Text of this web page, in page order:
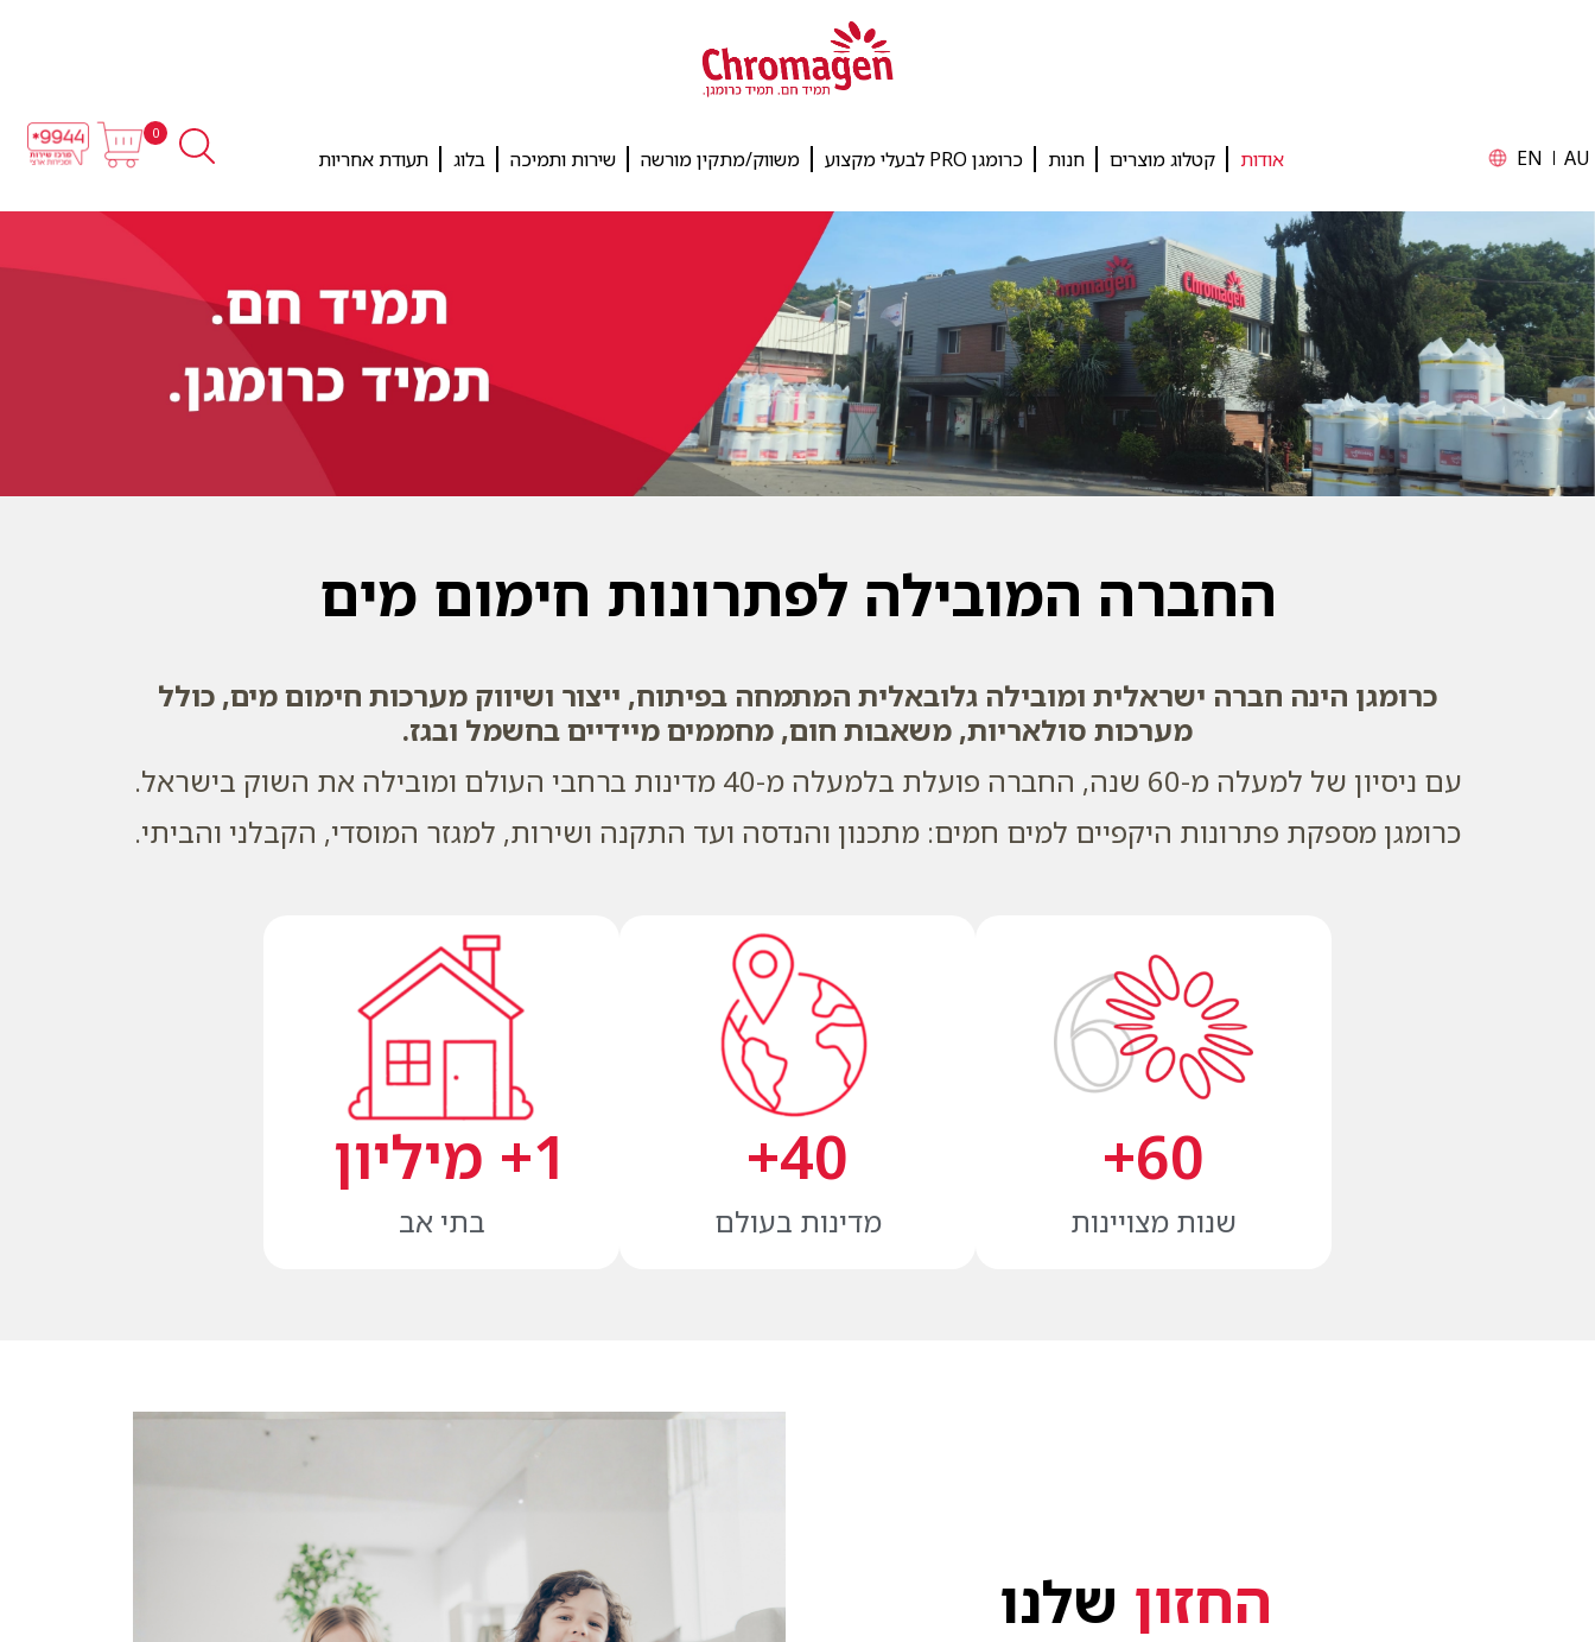
AU
EN אודות קטלוג מוצרים חנות כרומגן PRO לבעלי מקצוע משווק/מתקין מורשה שירות ותמיכה בלוג תעודת אחריות
0
החברה המובילה לפתרונות חימום מים
כרומגן הינה חברה ישראלית ומובילה גלובאלית המתמחה בפיתוח, ייצור ושיווק מערכות חימום מים, כולל
מערכות סולאריות, משאבות חום, מחממים מיידיים בחשמל ובגז.
עם ניסיון של למעלה מ-60 שנה, החברה פועלת בלמעלה מ-40 מדינות ברחבי העולם ומובילה את השוק בישראל.
כרומגן מספקת פתרונות היקפיים למים חמים: מתכנון והנדסה ועד התקנה ושירות, למגזר המוסדי, הקבלני והביתי.
שנות מצויינות
60
+
מדינות בעולם
40
+
בתי אב
1+ מיליון
החזון שלנו